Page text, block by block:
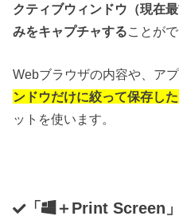
クティブウィンドウ（現在
みをキャプチャする ことが
Webブラウザの内容や、ア
ンドウだけに絞って保存し
ットを使います。
「 ＋Print Screen